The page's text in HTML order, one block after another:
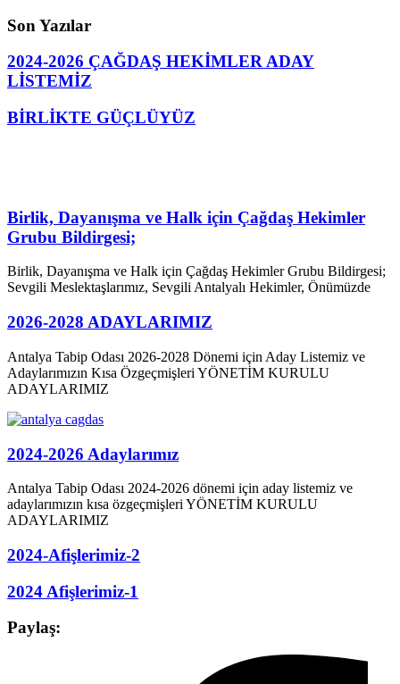
Son Yazılar
2024-2026 ÇAĞDAŞ HEKİMLER ADAY
LİSTEMİZ
BİRLİKTE GÜÇLÜYÜZ
Birlik, Dayanışma ve Halk için Çağdaş Hekimler
Grubu Bildirgesi;
Birlik, Dayanışma ve Halk için Çağdaş Hekimler Grubu Bildirgesi;
Sevgili Meslektaşlarımız, Sevgili Antalyalı Hekimler, Önümüzde
2026-2028 ADAYLARIMIZ
Antalya Tabip Odası 2026-2028 Dönemi için Aday Listemiz ve
Adaylarımızın Kısa Özgeçmişleri YÖNETİM KURULU
ADAYLARIMIZ
2024-2026 Adaylarımız
Antalya Tabip Odası 2024-2026 dönemi için aday listemiz ve
adaylarımızın kısa özgeçmişleri YÖNETİM KURULU
ADAYLARIMIZ
2024-Afişlerimiz-2
2024 Afişlerimiz-1
Paylaş: